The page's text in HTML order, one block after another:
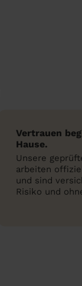
Vertrauen
Hause.
Unsere
arbeiten
und sind
Risiko und